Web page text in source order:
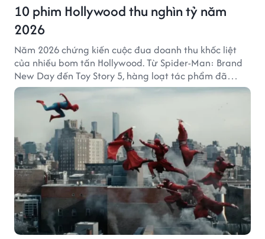
10 phim Hollywood thu nghìn tỷ năm
2026
Năm 2026 chứng kiến cuộc đua doanh thu khốc liệt
của nhiều bom tấn Hollywood. Từ Spider-Man: Brand
New Day đến Toy Story 5, hàng loạt tác phẩm đã
mang về hàng chục nghìn tỷ đồng và tạo nên những
cột mốc đáng nhớ tại phòng vé toàn cầu.